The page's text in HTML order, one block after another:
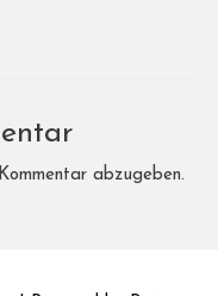
abzugeben.